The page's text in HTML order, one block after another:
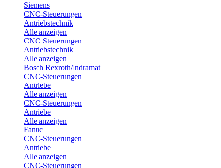
Siemens
CNC-Steuerungen
Antriebstechnik
Alle anzeigen
CNC-Steuerungen
Antriebstechnik
Alle anzeigen
Bosch Rexroth/Indramat
CNC-Steuerungen
Antriebe
Alle anzeigen
CNC-Steuerungen
Antriebe
Alle anzeigen
Fanuc
CNC-Steuerungen
Antriebe
Alle anzeigen
CNC-Steuerungen